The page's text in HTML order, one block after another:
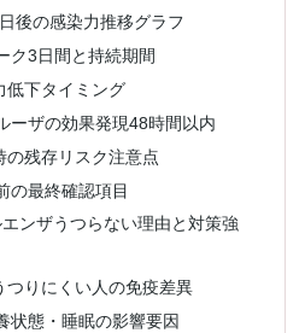
後の感染力推移グラフ
ク3日間と持続期間
低下タイミング
ーザの効果発現48時間以内
の残存リスク注意点
の最終確認項目
ンザうつらない理由と対策強
つりにくい人の免疫差異
状態・睡眠の影響要因